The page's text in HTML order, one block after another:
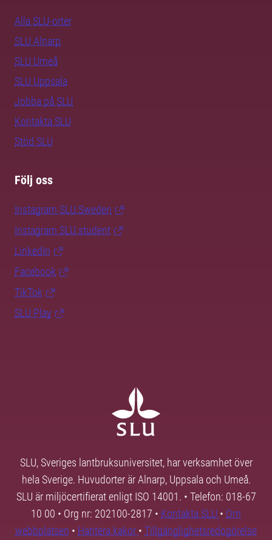
Alla SLU-orter
SLU Alnarp
SLU Umeå
SLU Uppsala
Jobba på SLU
Kontakta SLU
Stöd SLU
Följ oss
Instagram SLU.Sweden
Instagram SLU.student
LinkedIn
Facebook
TikTok
SLU Play
SLU, Sveriges lantbruksuniversitet, har verksamhet över
hela Sverige. Huvudorter är Alnarp, Uppsala och Umeå.
SLU är miljöcertifierat enligt ISO 14001. • Telefon: 018-67
10 00 • Org nr: 202100-2817 • Kontakta SLU • Om
webbplatsen • Hantera kakor • Tillgänglighetsredogörelse